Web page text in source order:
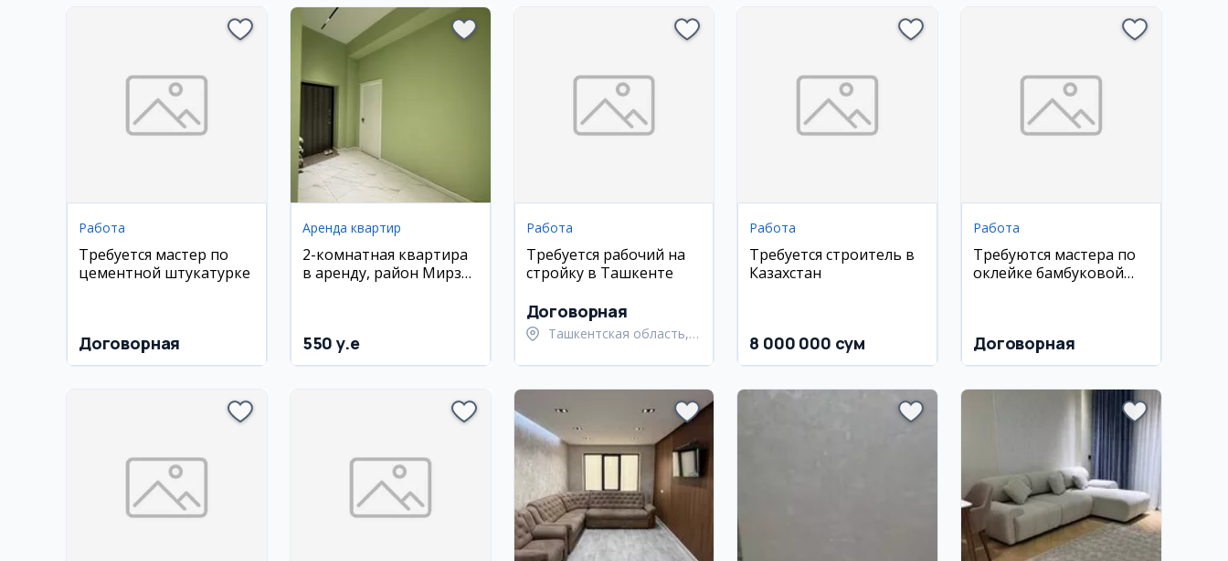
Работа
Требуется мастер по
цементной штукатурке
Договорная
Аренда квартир
2-комнатная квартира
в аренду, район Мирзо
550 y.e
Работа
Требуется рабочий на
стройку в Ташкенте
Договорная
Ташкентская область,
Работа
Требуется строитель в
Казахстан
8 000 000 сум
Работа
Требуются мастера по
оклейке бамбуковой
Договорная